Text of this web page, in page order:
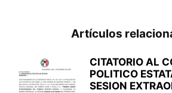
Artículos
CITATORIO AL
POLITICO
SESION